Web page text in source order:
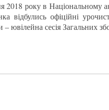
2018 року в Національному
відбулись офіційні
– ювілейна сесія Загальних